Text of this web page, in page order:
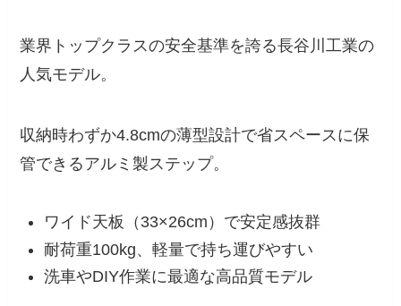
業界トップクラスの安全基準を誇る長谷川工業の
人気モデル。
収納時わずか4.8cmの薄型設計で省スペースに保
管できるアルミ製ステップ。
ワイド天板（33×26cm）で安定感抜群
耐荷重100kg、軽量で持ち運びやすい
洗車やDIY作業に最適な高品質モデル